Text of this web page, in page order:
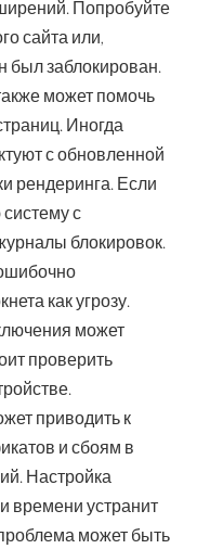
Попробуйте
сайта или,
был заблокирован.
может помочь
Иногда
с обновленной
рендеринга. Если
с
блокировок.
как угрозу.
может
проверить
приводить к
и сбоям в
Настройка
времени устранит
может быть